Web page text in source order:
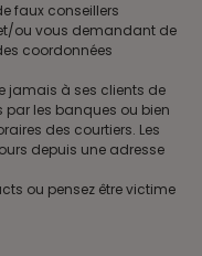
faux conseillers
ou vous demandant de
coordonnées
jamais à ses clients de
par les banques ou bien
des courtiers. Les
depuis une adresse
ou pensez être victime